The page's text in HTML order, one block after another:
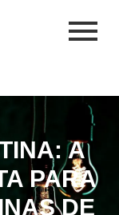
A
PARA
DE